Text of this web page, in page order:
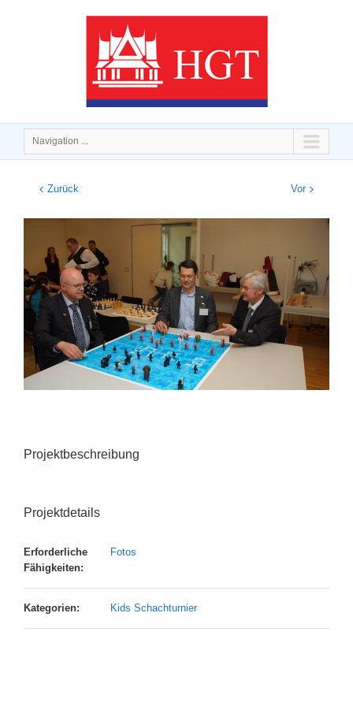
Navigation ...
Zurück Vor
Projektbeschreibung
Projektdetails
Erforderliche
Fähigkeiten:
Fotos
Kategorien: Kids Schachturnier